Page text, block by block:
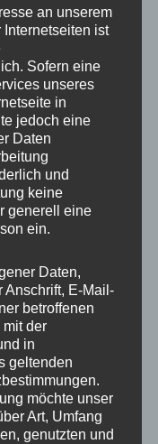
an unserem
ist
Sofern eine
unseres
in
jedoch eine
Daten
und
keine
generell eine
ein.
Daten,
Anschrift, E-Mail-
betroffenen
der
in
geltenden
möchte unser
Art, Umfang
genutzten und